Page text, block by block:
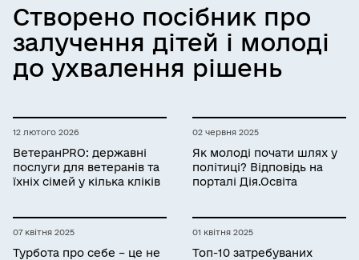
Створено посібник про
залучення дітей і молоді
до ухвалення рішень
12 лютого 2026
ВетеранPRO: державні
послуги для ветеранів та
їхніх сімей у кілька кліків
02 червня 2025
Як молоді почати шлях у
політиці? Відповідь на
порталі Дія.Освіта
07 квітня 2025
Турбота про себе – це не
01 квітня 2025
Топ-10 затребуваних